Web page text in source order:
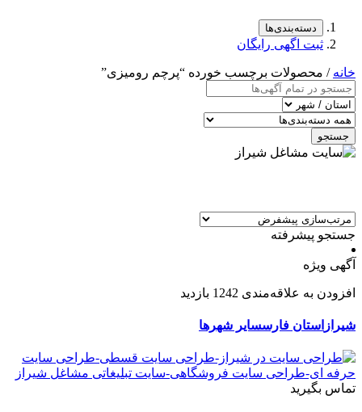
دسته‌بندی‌ها
ثبت اگهی رایگان
خانه / محصولات برچسب خورده “پرچم رومیزی”
جستجو
جستجو پیشرفته
آگهی ویژه
افزودن به علاقه‌مندی 1242 بازدید
شیراز استان فارسسایر شهرها
تماس بگیرید